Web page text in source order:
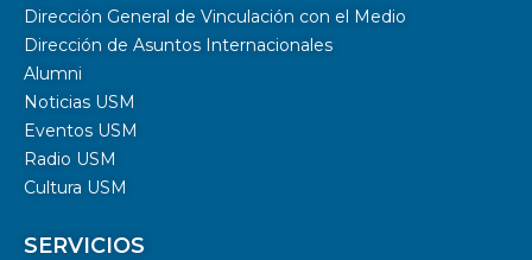
Dirección General de Vinculación con el Medio
Dirección de Asuntos Internacionales
Alumni
Noticias USM
Eventos USM
Radio USM
Cultura USM
SERVICIOS